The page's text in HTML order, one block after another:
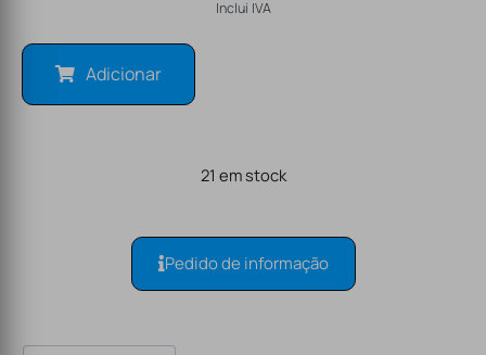
Inclui IVA
Adicionar
21 em stock
Pedido de informação